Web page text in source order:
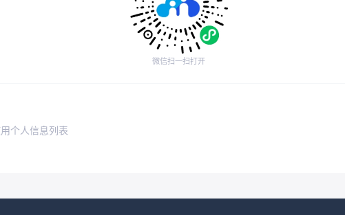
微信扫一扫打开
个人信息列表